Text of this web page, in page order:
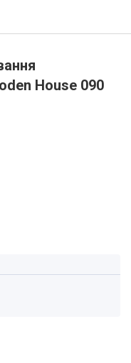
House 090